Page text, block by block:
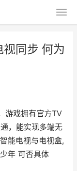
同步 何为
游戏拥有官方TV
，能实现多端无
能电视与电视盒,
年 可否具体